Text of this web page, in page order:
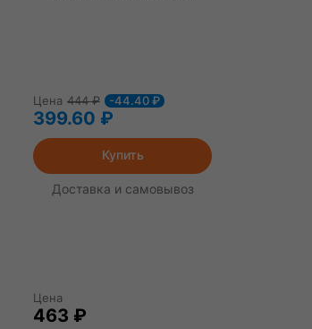
Цена 444₽ -44.40 ₽
399.60 ₽
Купить
Доставка и самовывоз
Цена
463 ₽